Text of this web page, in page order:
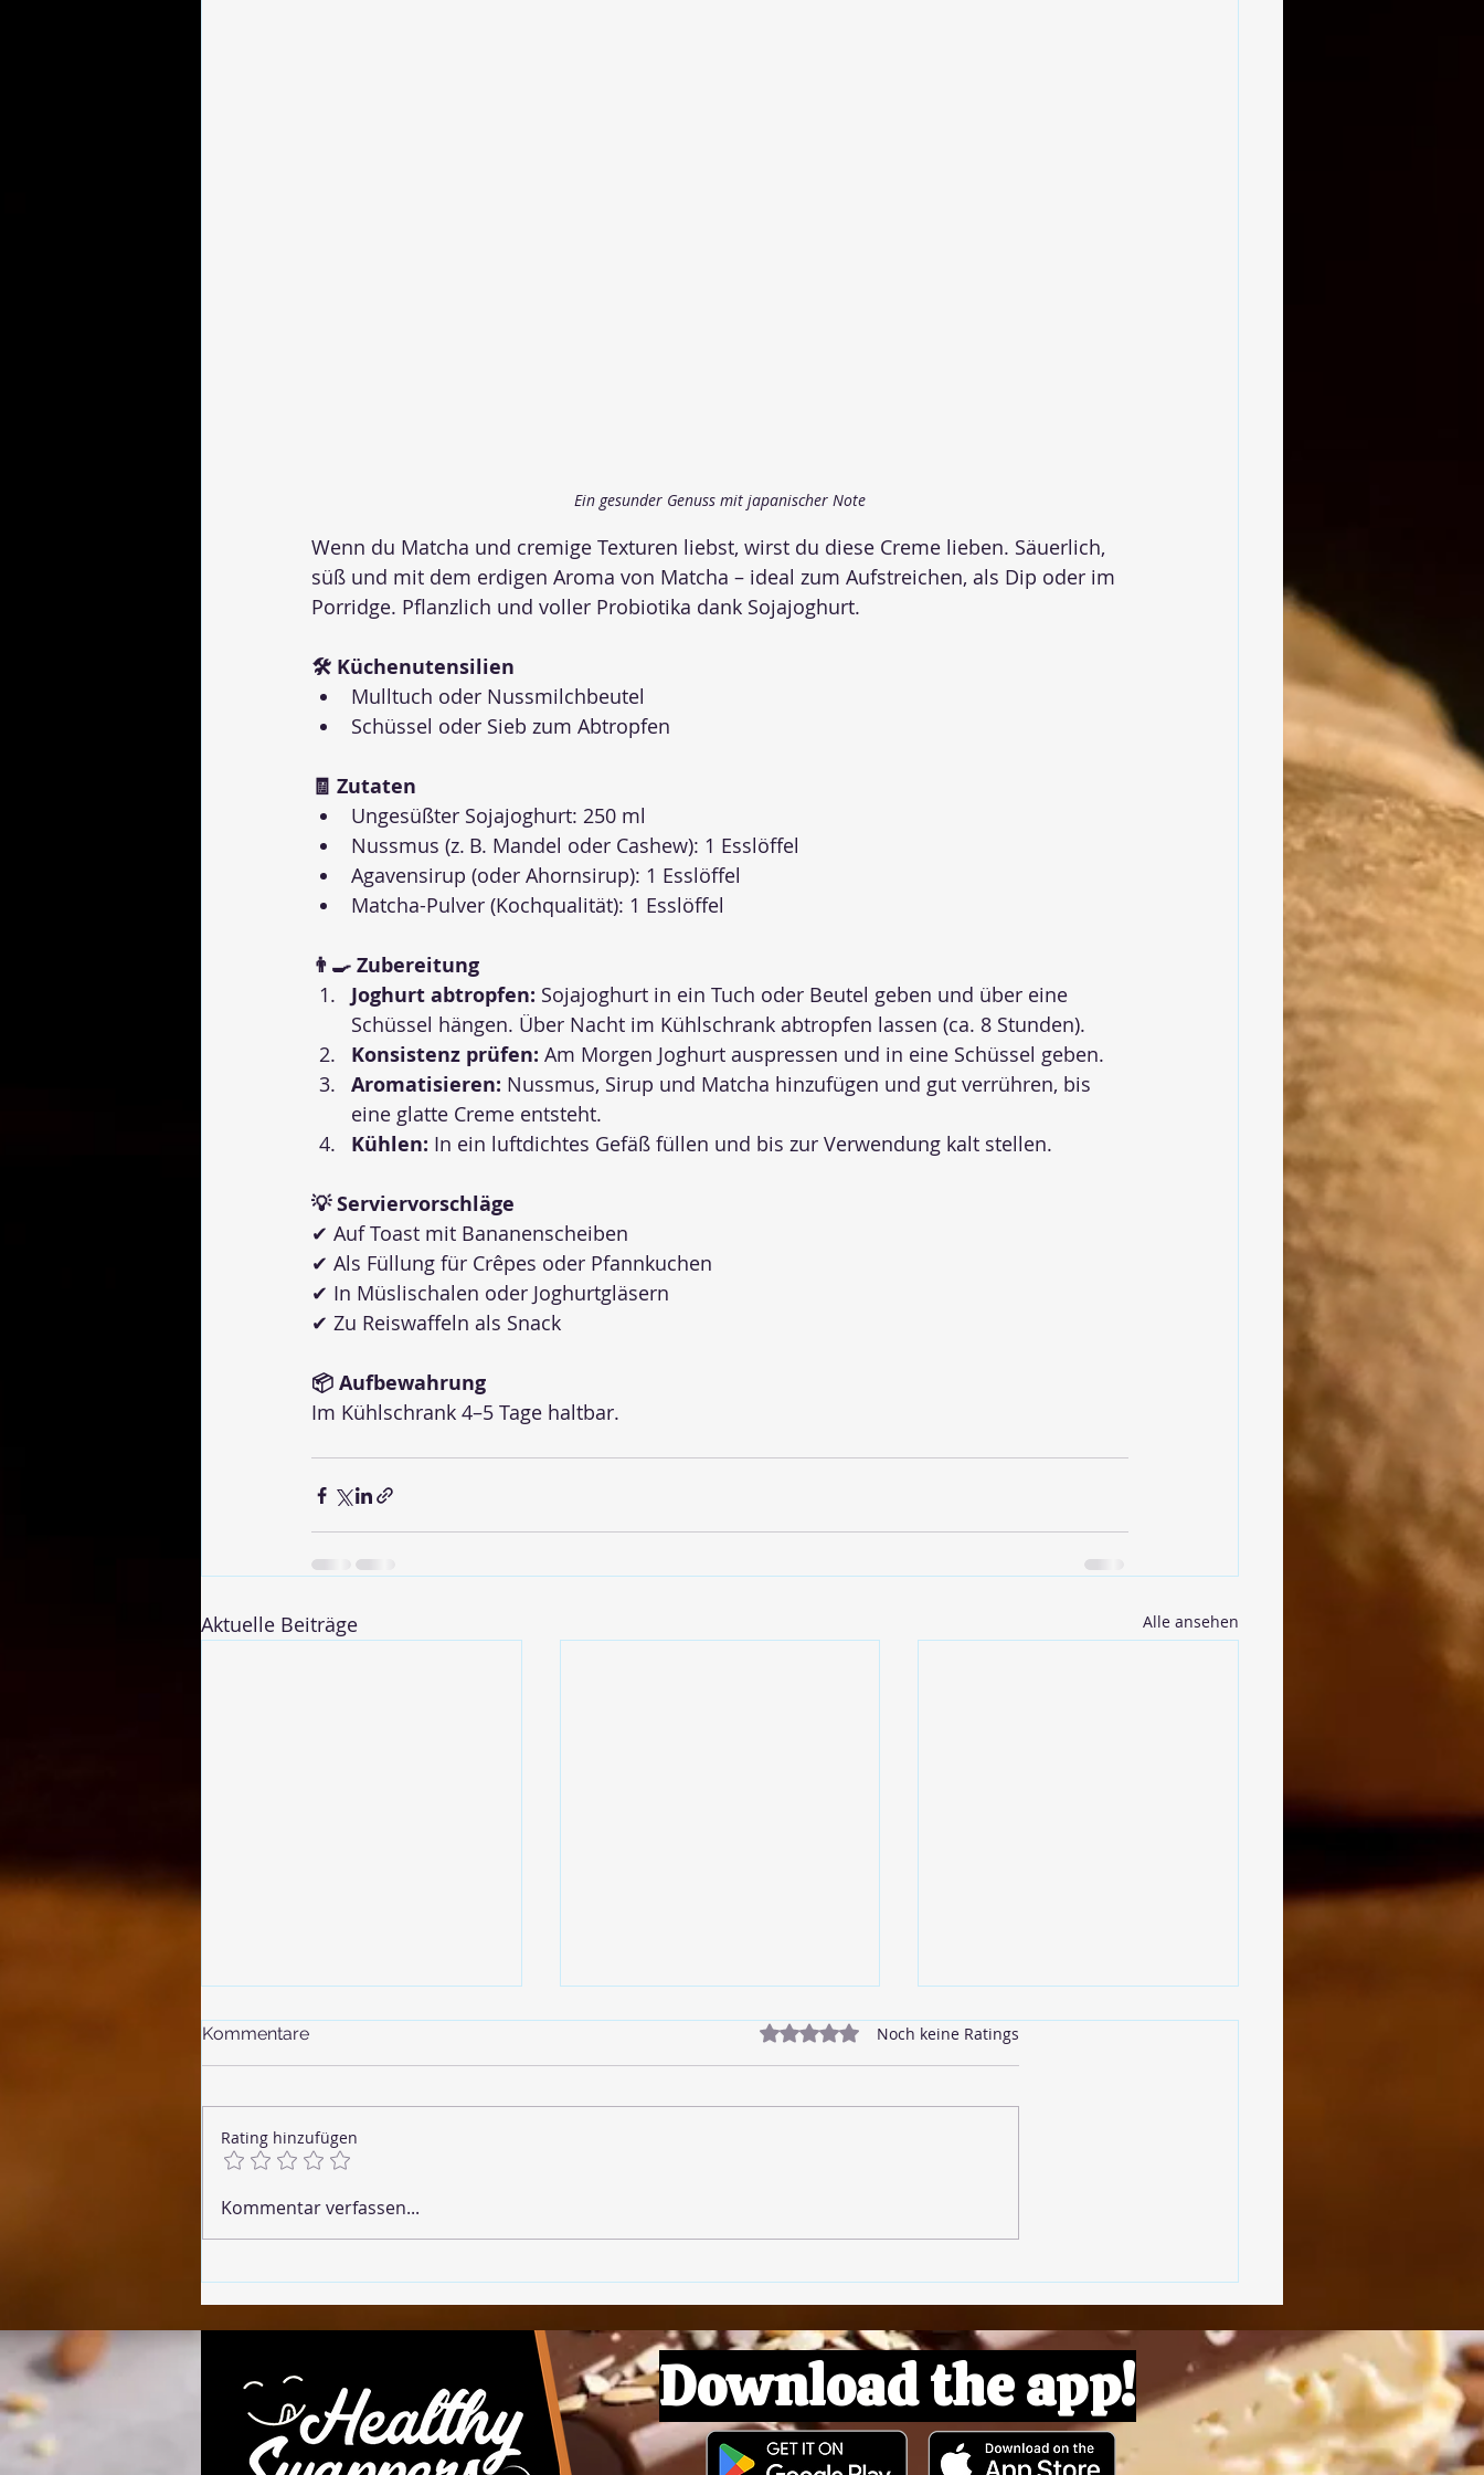
Ein gesunder Genuss mit japanischer Note
Wenn du Matcha und cremige Texturen liebst, wirst du diese Creme lieben. Säuerlich,
süß und mit dem erdigen Aroma von Matcha – ideal zum Aufstreichen, als Dip oder im
Porridge. Pflanzlich und voller Probiotika dank Sojajoghurt.
🛠 Küchenutensilien
Mulltuch oder Nussmilchbeutel
Schüssel oder Sieb zum Abtropfen
🧾 Zutaten
Ungesüßter Sojajoghurt: 250 ml
Nussmus (z. B. Mandel oder Cashew): 1 Esslöffel
Agavensirup (oder Ahornsirup): 1 Esslöffel
Matcha-Pulver (Kochqualität): 1 Esslöffel
👨‍🍳 Zubereitung
Joghurt abtropfen: Sojajoghurt in ein Tuch oder Beutel geben und über eine
Schüssel hängen. Über Nacht im Kühlschrank abtropfen lassen (ca. 8 Stunden).
Konsistenz prüfen: Am Morgen Joghurt auspressen und in eine Schüssel geben.
Aromatisieren: Nussmus, Sirup und Matcha hinzufügen und gut verrühren, bis
eine glatte Creme entsteht.
Kühlen: In ein luftdichtes Gefäß füllen und bis zur Verwendung kalt stellen.
💡 Serviervorschläge
✔ Auf Toast mit Bananenscheiben
✔ Als Füllung für Crêpes oder Pfannkuchen
✔ In Müslischalen oder Joghurtgläsern
✔ Zu Reiswaffeln als Snack
📦 Aufbewahrung
Im Kühlschrank 4–5 Tage haltbar.
Aktuelle Beiträge Alle ansehen
🌶 Vegane Chorizo
Kommentare Mit 0 von 5 Sternen bewertet.
Noch keine Ratings
Rating hinzufügen
Kommentar verfassen...
Download the app!